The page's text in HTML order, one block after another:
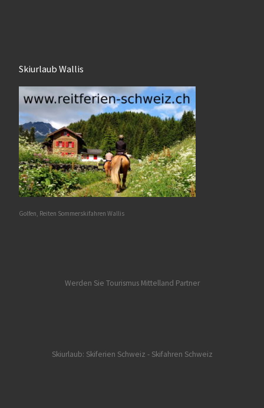
Skiurlaub Wallis
Golfen, Reiten Sommerskifahren Wallis
Werden Sie Tourismus Mittelland Partner
Skiurlaub: Skiferien Schweiz - Skifahren Schweiz